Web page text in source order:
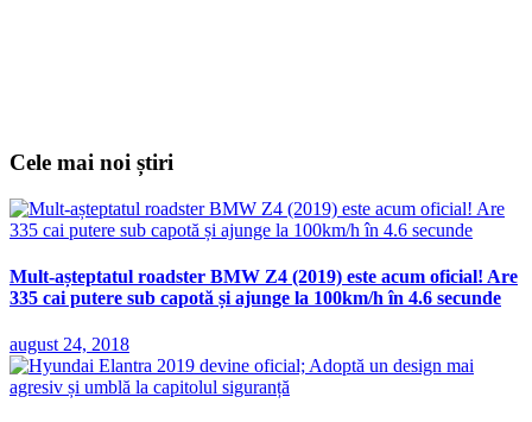
Cele mai noi știri
Mult-așteptatul roadster BMW Z4 (2019) este acum oficial! Are
335 cai putere sub capotă și ajunge la 100km/h în 4.6 secunde
august 24, 2018